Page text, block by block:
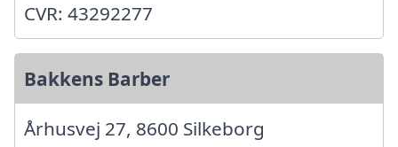
CVR: 43292277
Bakkens Barber
Århusvej 27, 8600 Silkeborg